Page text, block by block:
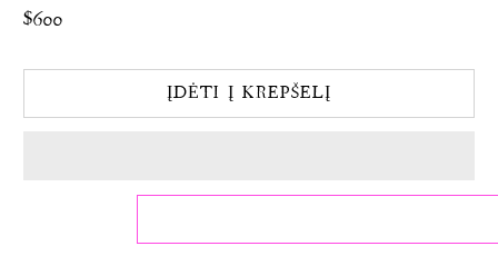
$600
ĮDĖTI Į KREPŠELĮ